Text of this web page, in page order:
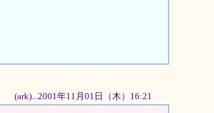
(ark)...2001年11月01日（木）16:21